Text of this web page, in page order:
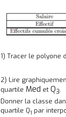
1) Tracer le polyone
2) Lire
quartile Med et Q3.
Donner la classe
quartile Q1 par